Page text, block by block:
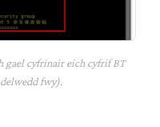
gael cyfrinair eich cyfrif BT
fwy).